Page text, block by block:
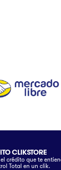
CLIKSTORE
crédito que te
Total en un clik.